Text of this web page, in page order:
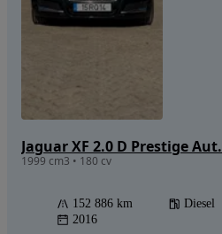
Jaguar XF 2.0 D Prestige Aut.
1999 cm3 • 180 cv
152 886 km Diesel
2016